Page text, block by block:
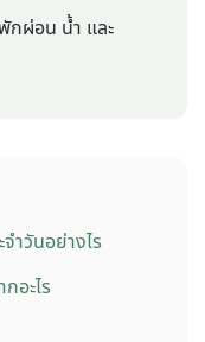
กผ่อน น้ำ และ
ำวันอย่างไร
อะไร